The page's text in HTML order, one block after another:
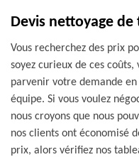
Devis nettoyage
Vous recherchez des prix
soyez curieux de ces
parvenir votre demande
équipe. Si vous voulez
nous croyons que nous
nos clients ont économisé
prix, alors vérifiez nos